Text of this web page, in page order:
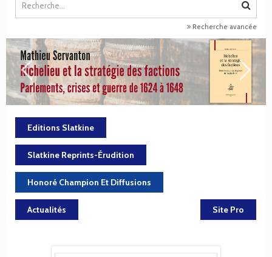
Recherche avancée
Editions Slatkine
Slatkine Reprints-Érudition
Honoré Champion Et Diffusions
Actualités Site Pro